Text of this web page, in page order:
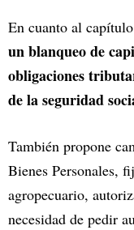
En cuanto al
un blanqueo de
obligaciones
de la seguridad
También propone
Bienes Personales,
agropecuario,
necesidad de pedir